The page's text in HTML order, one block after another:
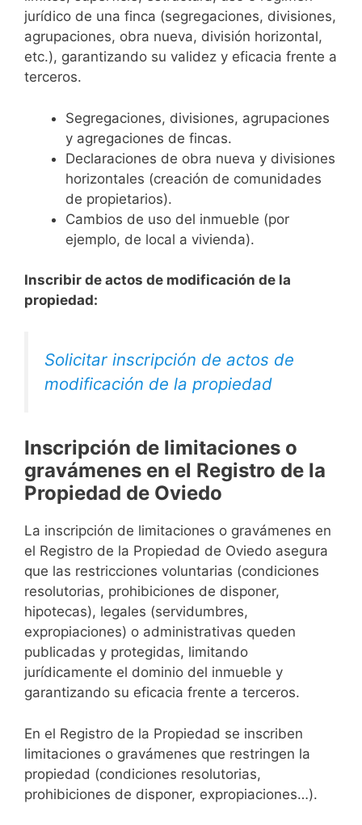
jurídico de una finca (segregaciones, divisiones,
agrupaciones, obra nueva, división horizontal,
etc.), garantizando su validez y eficacia frente a
terceros.
Segregaciones, divisiones, agrupaciones
y agregaciones de fincas.
Declaraciones de obra nueva y divisiones
horizontales (creación de comunidades
de propietarios).
Cambios de uso del inmueble (por
ejemplo, de local a vivienda).
Inscribir de actos de modificación de la
propiedad:
Solicitar inscripción de actos de
modificación de la propiedad
Inscripción de limitaciones o
gravámenes en el Registro de la
Propiedad de Oviedo
La inscripción de limitaciones o gravámenes en
el Registro de la Propiedad de Oviedo asegura
que las restricciones voluntarias (condiciones
resolutorias, prohibiciones de disponer,
hipotecas), legales (servidumbres,
expropiaciones) o administrativas queden
publicadas y protegidas, limitando
jurídicamente el dominio del inmueble y
garantizando su eficacia frente a terceros.
En el Registro de la Propiedad se inscriben
limitaciones o gravámenes que restringen la
propiedad (condiciones resolutorias,
prohibiciones de disponer, expropiaciones…).